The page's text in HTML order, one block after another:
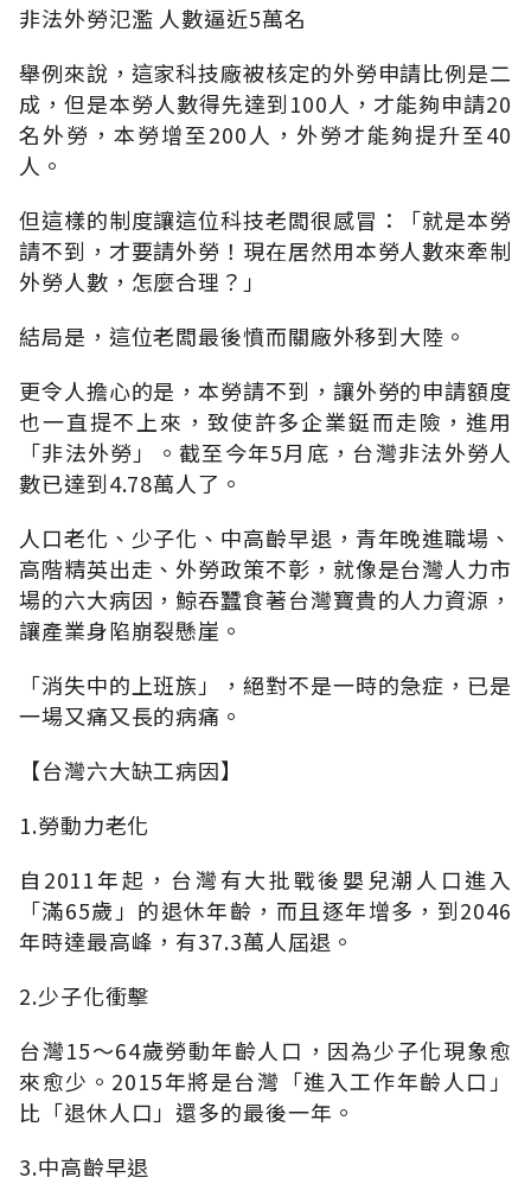
非法外勞氾濫 人數逼近5萬名
舉例來說，這家科技廠被核定的外勞申請比例是二
成，但是本勞人數得先達到100人，才能夠申請20
名外勞，本勞增至200人，外勞才能夠提升至40
人。
但這樣的制度讓這位科技老闆很感冒：「就是本勞
請不到，才要請外勞！現在居然用本勞人數來牽制
外勞人數，怎麼合理？」
結局是，這位老闆最後憤而關廠外移到大陸。
更令人擔心的是，本勞請不到，讓外勞的申請額度
也一直提不上來，致使許多企業鋌而走險，進用
「非法外勞」。截至今年5月底，台灣非法外勞人
數已達到4.78萬人了。
人口老化、少子化、中高齡早退，青年晚進職場、
高階精英出走、外勞政策不彰，就像是台灣人力市
場的六大病因，鯨吞蠶食著台灣寶貴的人力資源，
讓產業身陷崩裂懸崖。
「消失中的上班族」，絕對不是一時的急症，已是
一場又痛又長的病痛。
【台灣六大缺工病因】
1.勞動力老化
自2011年起，台灣有大批戰後嬰兒潮人口進入
「滿65歲」的退休年齡，而且逐年增多，到2046
年時達最高峰，有37.3萬人屆退。
2.少子化衝擊
台灣15～64歲勞動年齡人口，因為少子化現象愈
來愈少。2015年將是台灣「進入工作年齡人口」
比「退休人口」還多的最後一年。
3.中高齡早退